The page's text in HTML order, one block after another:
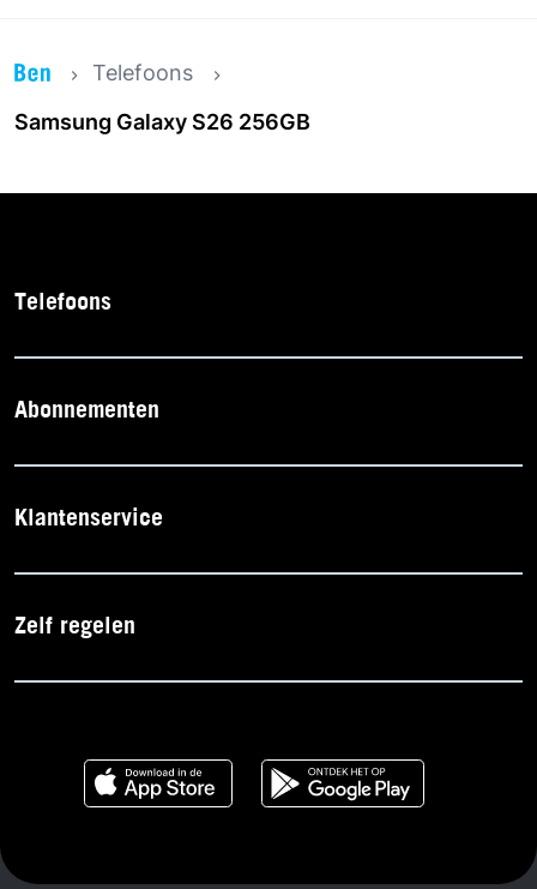
Telefoons
Samsung Galaxy S26 256GB
Telefoons
Abonnementen
Klantenservice
Zelf regelen